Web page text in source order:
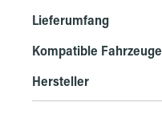
Lieferumfang
Kompatible Fahrzeuge
Hersteller